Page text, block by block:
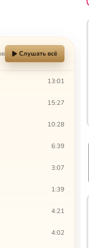
Слушать всё
13:01
15:27
10:28
6:39
3:07
1:39
4:21
4:02